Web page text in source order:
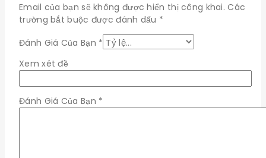
Email của bạn sẽ không được hiển thị công khai. Các
trường bắt buộc được đánh dấu *
Đánh Giá Của Bạn *
Xem xét đề
Đánh Giá Của Bạn *